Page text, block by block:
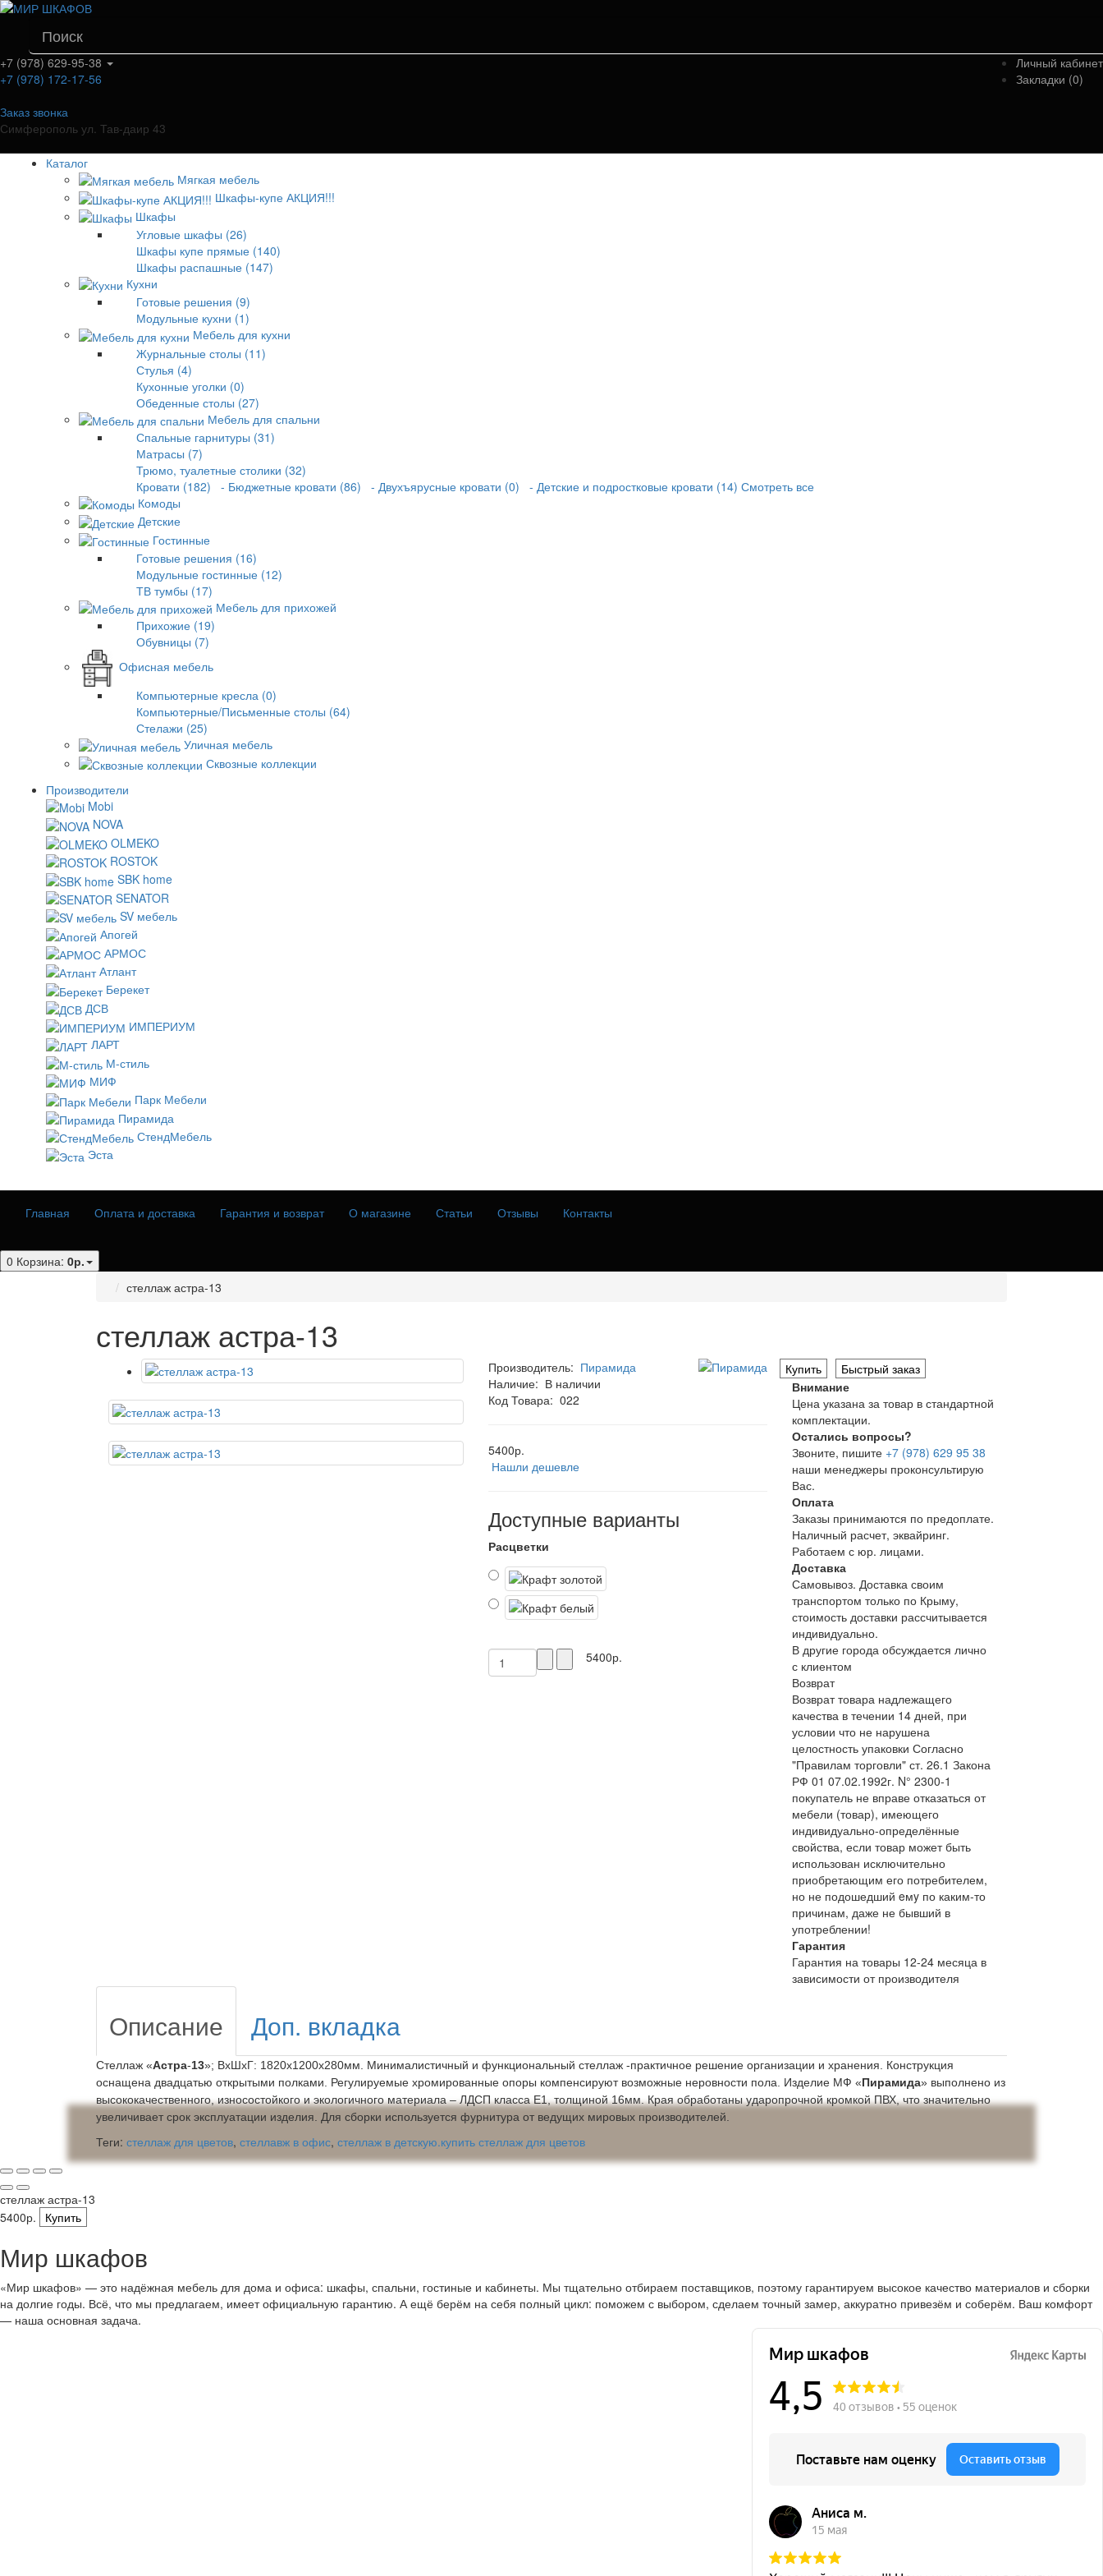
Личный кабинет
Закладки (0)
+7 (978) 629-95-38
+7 (978) 172-17-56
Заказ звонка
Симферополь ул. Тав-даир 43
Каталог
Мягкая мебель
Шкафы-купе АКЦИЯ!!!
Шкафы
Угловые шкафы (26)
Шкафы купе прямые (140)
Шкафы распашные (147)
Кухни
Готовые решения (9)
Модульные кухни (1)
Мебель для кухни
Журнальные столы (11)
Стулья (4)
Кухонные уголки (0)
Обеденные столы (27)
Мебель для спальни
Спальные гарнитуры (31)
Матрасы (7)
Трюмо, туалетные столики (32)
Кровати (182)
- Бюджетные кровати (86) - Двухъярусные кровати (0) - Детские и подростковые кровати (14) Смотреть все
Комоды
Детские
Гостинные
Готовые решения (16)
Модульные гостинные (12)
ТВ тумбы (17)
Мебель для прихожей
Прихожие (19)
Обувницы (7)
Офисная мебель
Компьютерные кресла (0)
Компьютерные/Письменные столы (64)
Стелажи (25)
Уличная мебель
Сквозные коллекции
Производители
Mobi
NOVA
OLMEKO
ROSTOK
SBK home
SENATOR
SV мебель
Апогей
АРМОС
Атлант
Берекет
ДСВ
ИМПЕРИУМ
ЛАРТ
М-стиль
МИФ
Парк Мебели
Пирамида
СтендМебель
Эста
Главная Оплата и доставка Гарантия и возврат О магазине Статьи Отзывы Контакты
0 Корзина: 0р.
стеллаж астра-13
стеллаж астра-13
Производитель: Пирамида
Наличие: В наличии
Код Товара: 022
5400р.
Нашли дешевле
Доступные варианты
Расцветки
5400р.
Купить
Быстрый заказ
Внимание
Цена указана за товар в стандартной
комплектации.
Остались вопросы?
Звоните, пишите +7 (978) 629 95 38
наши менеджеры проконсультирую
Вас.
Оплата
Заказы принимаются по предоплате.
Наличный расчет, эквайринг.
Работаем с юр. лицами.
Доставка
Самовывоз. Доставка своим
транспортом только по Крыму,
стоимость доставки рассчитывается
индивидуально.
В другие города обсуждается лично
с клиентом
Возврат
Возврат товара надлежащего
качества в течении 14 дней, при
условии что не нарушена
целостность упаковки Согласно
"Правилам торговли" ст. 26.1 Закона
РФ 01 07.02.1992г. N° 2300-1
покупатель не вправе отказаться от
мебели (товар), имеющего
индивидуально-определённые
свойства, если товар может быть
использован исключительно
приобретающим его потребителем,
но не подошедший eмy по каким-то
причинам, даже не бывший в
употреблении!
Гарантия
Гарантия на товары 12-24 месяца в
зависимости от производителя
Описание Доп. вкладка
Стеллаж «Астра-13»; ВхШхГ: 1820х1200х280мм. Минималистичный и функциональный стеллаж -практичное решение организации и хранения. Конструкция
оснащена двадцатью открытыми полками. Регулируемые хромированные опоры компенсируют возможные неровности пола. Изделие МФ «Пирамида» выполнено из
высококачественного, износостойкого и экологичного материала – ЛДСП класса Е1, толщиной 16мм. Края обработаны ударопрочной кромкой ПВХ, что значительно
увеличивает срок эксплуатации изделия. Для сборки используется фурнитура от ведущих мировых производителей.
Теги: стеллаж для цветов, стеллавж в офис, стеллаж в детскую.купить стеллаж для цветов
стеллаж астра-13
5400р.
Купить
Мир шкафов
«Мир шкафов» — это надёжная мебель для дома и офиса: шкафы, спальни, гостиные и кабинеты. Мы тщательно отбираем поставщиков, поэтому гарантируем высокое качество материалов и сборки
на долгие годы. Всё, что мы предлагаем, имеет официальную гарантию. А ещё берём на себя полный цикл: поможем с выбором, сделаем точный замер, аккуратно привезём и соберём. Ваш комфорт
— наша основная задача.